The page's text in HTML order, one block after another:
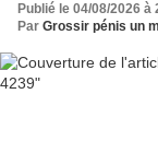
Publié le 04/08/2026 à
Par Grossir pénis un mois